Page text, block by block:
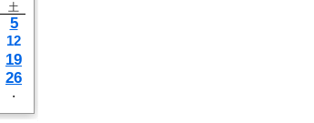
土
5
12
19
26
・